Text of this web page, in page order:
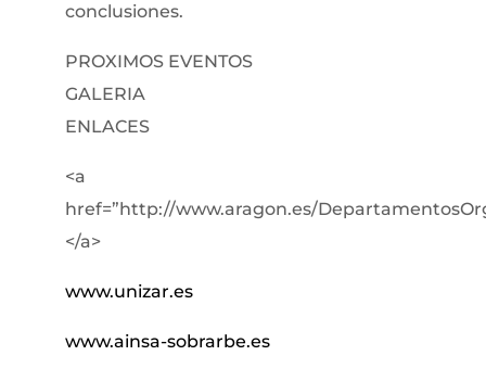
conclusiones.
PROXIMOS EVENTOS
GALERIA
ENLACES
<a
href=”http://www.aragon.es/
</a>
www.unizar.es
www.ainsa-sobrarbe.es